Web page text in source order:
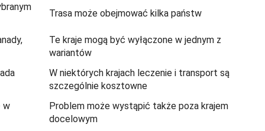
Trasa może obejmować kilka państw
Te kraje mogą być wyłączone w jednym z
wariantów
W niektórych krajach leczenie i transport są
szczególnie kosztowne
w
Problem może wystąpić także poza krajem
docelowym